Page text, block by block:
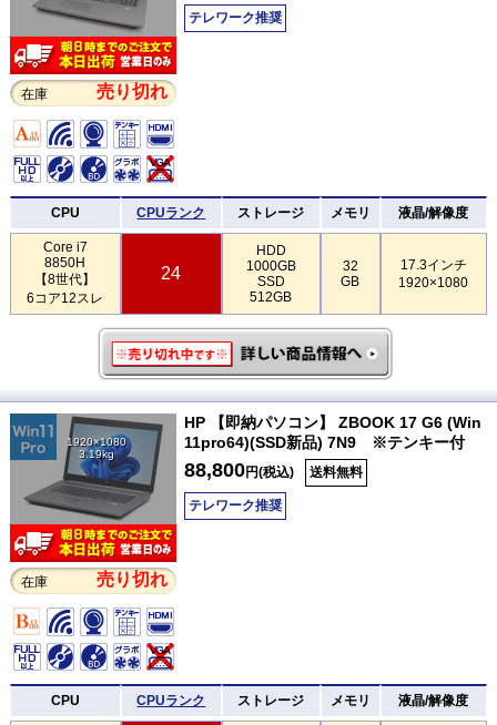
在庫 売り切れ
テレワーク推奨
CPU CPUランク ストレージ メモリ 液晶/解像度
Core i7
8850H
【8世代】
6コア12スレ
24
HDD
1000GB
SSD
512GB
32
GB
17.3インチ
1920×1080
1920×1080
3.19kg
在庫 売り切れ
HP 【即納パソコン】 ZBOOK 17 G6 (Win
11pro64)(SSD新品) 7N9 ※テンキー付
88,800円(税込) 送料無料
テレワーク推奨
CPU CPUランク ストレージ メモリ 液晶/解像度